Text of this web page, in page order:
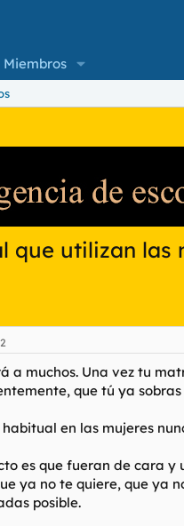
Miembros
que utilizan las
a muchos. Una vez tu
que tú ya
habitual en las mujeres
es que fueran de cara y
ya no te quiere, que ya
posible.